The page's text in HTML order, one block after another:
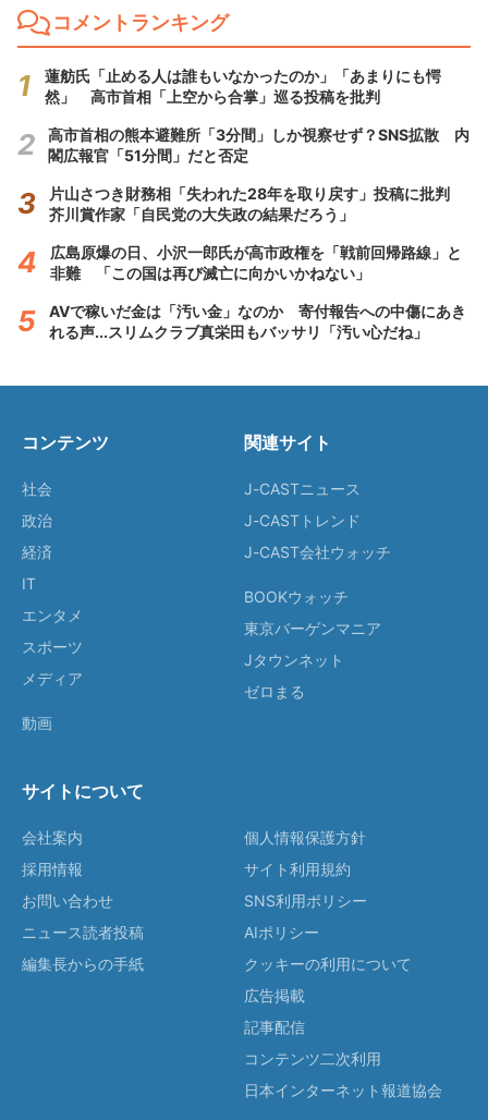
コメントランキング
蓮舫氏「止める人は誰もいなかったのか」「あまりにも愕
然」 高市首相「上空から合掌」巡る投稿を批判
高市首相の熊本避難所「3分間」しか視察せず？SNS拡散 内
閣広報官「51分間」だと否定
片山さつき財務相「失われた28年を取り戻す」投稿に批判
芥川賞作家「自民党の大失政の結果だろう」
広島原爆の日、小沢一郎氏が高市政権を「戦前回帰路線」と
非難 「この国は再び滅亡に向かいかねない」
AVで稼いだ金は「汚い金」なのか 寄付報告への中傷にあき
れる声...スリムクラブ真栄田もバッサリ「汚い心だね」
コンテンツ
社会
政治
経済
IT
エンタメ
スポーツ
メディア
動画
関連サイト
J-CASTニュース
J-CASTトレンド
J-CAST会社ウォッチ
BOOKウォッチ
東京バーゲンマニア
Jタウンネット
ゼロまる
サイトについて
会社案内
採用情報
お問い合わせ
ニュース読者投稿
編集長からの手紙
個人情報保護方針
サイト利用規約
SNS利用ポリシー
AIポリシー
クッキーの利用について
広告掲載
記事配信
コンテンツ二次利用
日本インターネット報道協会